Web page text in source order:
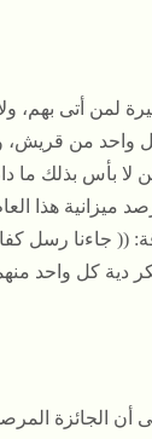
لمن أتى بهم،
واحد من قريش،
لا بأس بذلك ما
ميزانية هذا
(( جاءنا رسل
دية كل واحد
أن الجائزة